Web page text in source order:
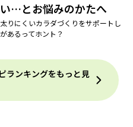
…とお悩みのかたへ
りにくいカラダづくりをサポートし
あるってホント？
ランキングをもっと見